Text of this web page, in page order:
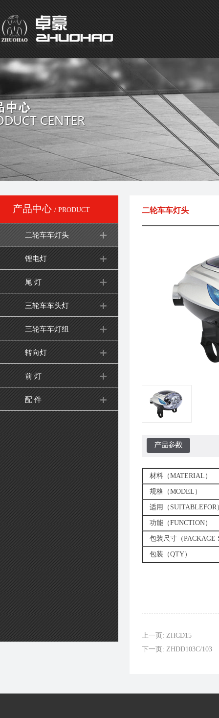
产品中心 / PRODUCT
二轮车车灯头
锂电灯
尾 灯
三轮车车头灯
三轮车车灯组
转向灯
前 灯
配 件
二轮车车灯头
材料（MATERIAL）
规格（MODEL）
适用（SUITABLEFOR
功能（FUNCTION）
包装尺寸（PACKAGE
包装（QTY）
上一页: ZHCD15
下一页: ZHDD103C/103